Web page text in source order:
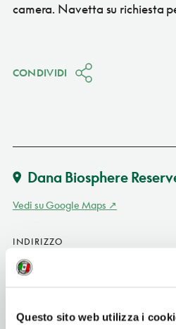
Questo sito web utilizza i
camera. Navetta su richiesta
CONDIVIDI
Dana Biosphere
Vedi su Google Maps
INDIRIZZO
nella parte nord della riserva
Dana Biosphere Reserve JO
www.wildjordan.com